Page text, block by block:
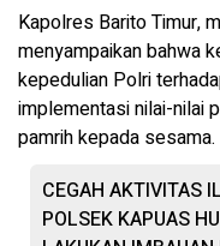
Kapolres Barito Timur,
menyampaikan bahwa
kepedulian Polri
implementasi nilai-nilai
pamrih kepada sesama.
CEGAH AKTIVITAS
POLSEK KAPUAS